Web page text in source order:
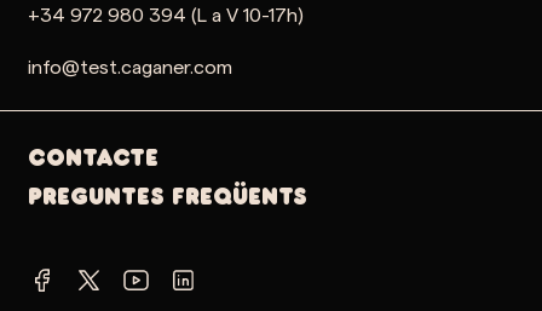
+34 972 980 394 (L a V 10-17h)
info@test.caganer.com
Contacte
PREGUNTES FREQÜENTS